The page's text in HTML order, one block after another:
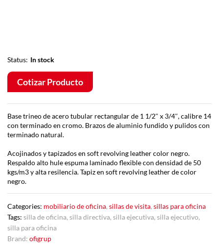
Status: In stock
Cotizar Producto
Base trineo de acero tubular rectangular de 1 1/2″ x 3/4″, calibre 14
con terminado en cromo. Brazos de aluminio fundido y pulidos con
terminado natural.
Acojinados y tapizados en soft revolving leather color negro.
Respaldo alto hule espuma laminado flexible con densidad de 50
kgs/m3 y alta resilencia. Tapiz en soft revolving leather de color
negro.
Categories: mobiliario de oficina, sillas de visita, sillas para oficina
Tags: silla de oficina, silla directiva, silla ejecutiva, silla ejecutivo,
silla para oficina
Brand: ofigrup